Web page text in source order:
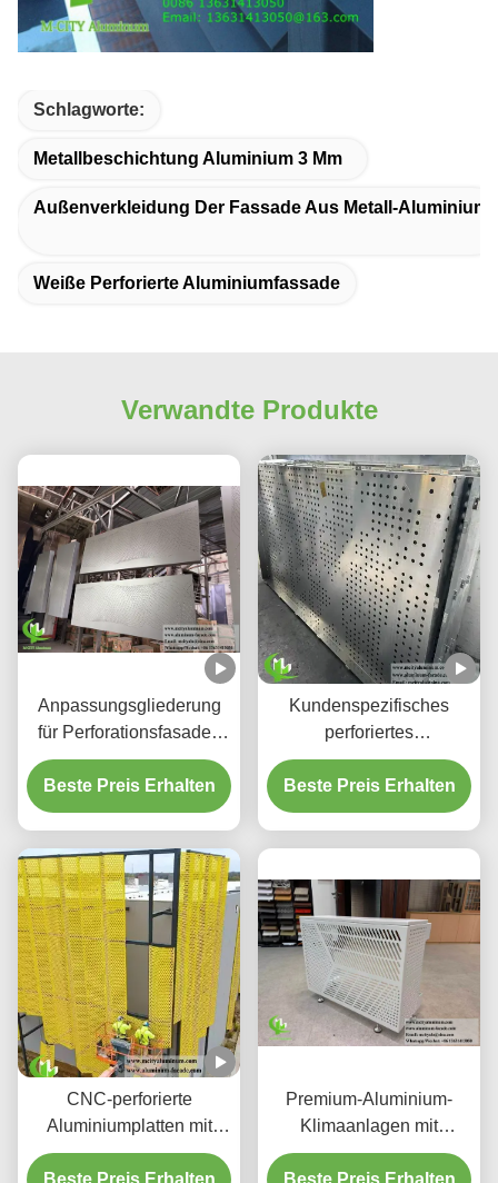
Schlagworte:
Metallbeschichtung Aluminium 3 Mm
Außenverkleidung Der Fassade Aus Metall-Aluminium
Weiße Perforierte Aluminiumfassade
Verwandte Produkte
Anpassungsgliederung
für Perforationsfasaden
aus Aluminium und
Bildschirmplatten
Beste Preis Erhalten
Kundenspezifisches
perforiertes
hinterleuchtetes
Aluminium-
Deckensystem mit
Laser-geschnittenen
Mustern
Beste Preis Erhalten
CNC-perforierte
Aluminiumplatten mit
3003 H14/H24-Legierung
Premium-Aluminium-
Klimaanlagen mit
dekorativen